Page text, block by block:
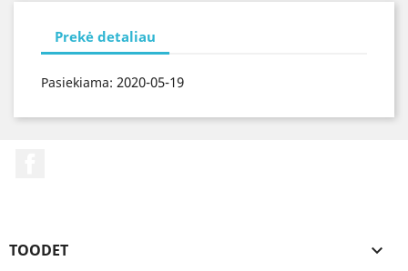
Prekė detaliau
Pasiekiama: 2020-05-19
TOODET 